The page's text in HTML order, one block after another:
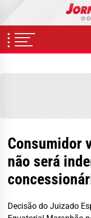
content
Consumidor
não será
Decisão do Juizado